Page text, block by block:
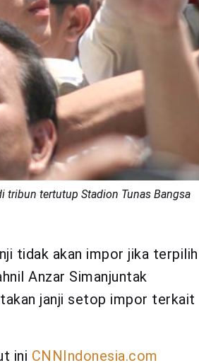
tribun tertutup Stadion Tunas Bangsa
tidak akan impor jika terpilih
Anzar Simanjuntak
janji setop impor terkait
ini CNNIndonesia.com